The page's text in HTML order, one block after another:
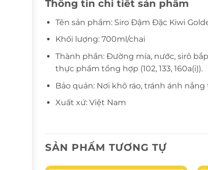
Thông tin chi tiết sản phẩm
Tên sản phẩm: Siro Đậm Đặc Kiwi
Khối lượng: 700ml/chai
Thành phần: Đường mía, nước, sirô
thực phẩm tổng hợp (102, 133, 160a(i)).
Bảo quản: Nơi khô ráo, tránh ánh
Xuất xứ: Việt Nam
SẢN PHẨM TƯƠNG TỰ